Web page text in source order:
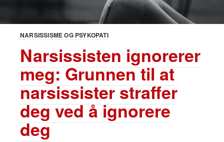
NARSISSISME OG PSYKOPATI
Narsissisten ignorerer
meg: Grunnen til at
narsissister straffer
deg ved å ignorere
deg